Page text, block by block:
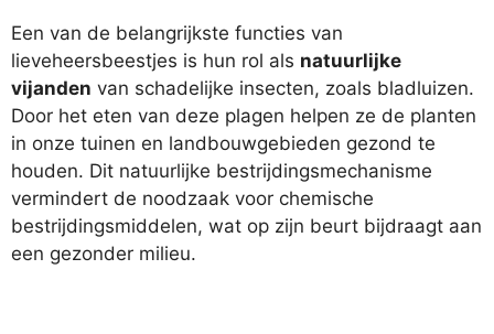
Een van de belangrijkste functies van
lieveheersbeestjes is hun rol als natuurlijke
vijanden van schadelijke insecten, zoals bladluizen.
Door het eten van deze plagen helpen ze de planten
in onze tuinen en landbouwgebieden gezond te
houden. Dit natuurlijke bestrijdingsmechanisme
vermindert de noodzaak voor chemische
bestrijdingsmiddelen, wat op zijn beurt bijdraagt aan
een gezonder milieu.